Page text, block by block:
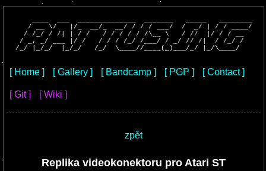
   / __ \/   |/_  __/_  __/ / / / ___/  /  _/ | / / ____/
  / /_/ / /| | / /   / / / / / /\__ \   / //  |/ / / __
/ _, _/ ___ |/ /   / / / /_/ /___/ / _/ // /|  / /_/ /
[ Home ] [ Gallery ] [ Bandcamp ] [ PGP ] [ Contact ]
[ Git ] [ Wiki ]
zpět
Replika videokonektoru pro Atari ST